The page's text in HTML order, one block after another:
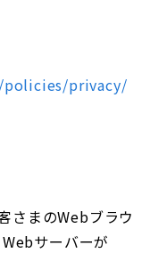
privacy/
さまのWebブラウ
サーバーが